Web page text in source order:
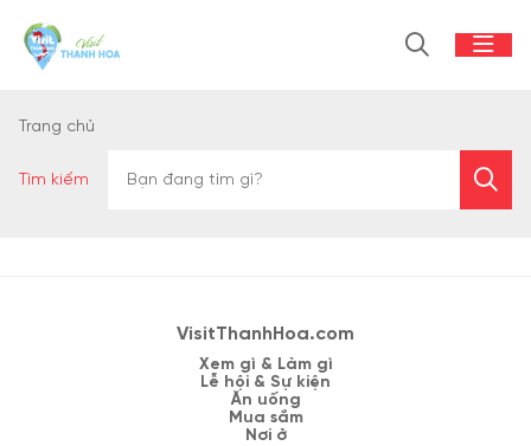
Trang chủ
Tìm kiếm
VisitThanhHoa.com
Xem gì & Làm gì
Lễ hội & Sự kiện
Ăn uống
Mua sắm
Nơi ở